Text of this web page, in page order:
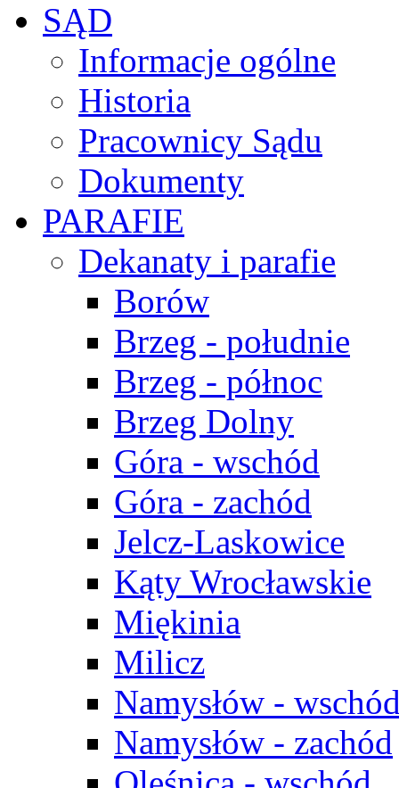
SĄD
Informacje ogólne
Historia
Pracownicy Sądu
Dokumenty
PARAFIE
Dekanaty i parafie
Borów
Brzeg - południe
Brzeg - północ
Brzeg Dolny
Góra - wschód
Góra - zachód
Jelcz-Laskowice
Kąty Wrocławskie
Miękinia
Milicz
Namysłów -
Namysłów - zachód